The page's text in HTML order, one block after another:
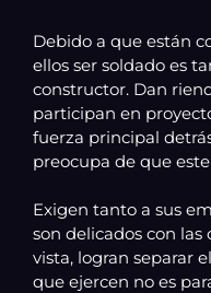
Debido a que están
ellos ser soldado es
constructor. Dan
participan en
fuerza principal
preocupa de que este
Exigen tanto a sus
son delicados con las
vista, logran separar
que ejercen no es